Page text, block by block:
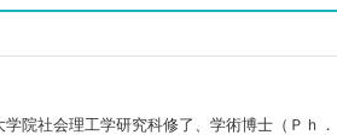
院社会理工学研究科修了、学術博士（Ｐｈ．